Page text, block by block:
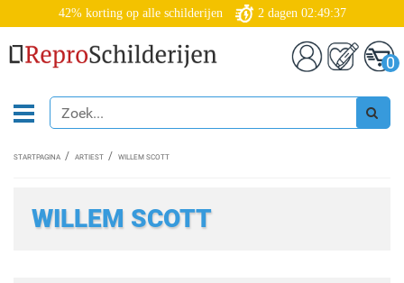
42% korting op alle schilderijen 2 dagen 02:49:35
0
STARTPAGINA ARTIEST WILLEM SCOTT
WILLEM SCOTT